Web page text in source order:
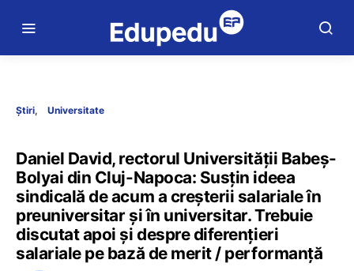
Știri Universitate
Daniel David, rectorul Universității Babeș-
Bolyai din Cluj-Napoca: Susțin ideea
sindicală de acum a creșterii salariale în
preuniversitar și în universitar. Trebuie
discutat apoi și despre diferențieri
salariale pe bază de merit / performanță